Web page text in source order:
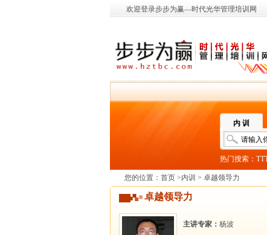
欢迎登录步步为赢—时代光华管理培训网
内 训
热门搜索：
您的位置： 首页 >内训 > 卓越领导力
卓越领导力
主讲专家： 杨波